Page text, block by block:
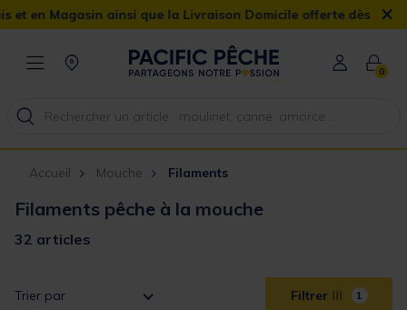
que la Livraison Domicile offerte dès 90€ ×
0
Accueil Mouche Filaments
Filaments pêche à la mouche
32 articles
Trier par Filtrer 1